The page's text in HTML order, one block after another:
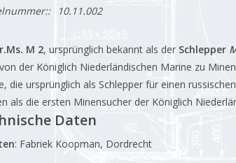
10.11.002
M 2, ursprünglich bekannt als der Schlepper
der Königlich Niederländischen Marine zu
die ursprünglich als Schlepper für einen
als die ersten Minensucher der Königlich
Daten
: Fabriek Koopman, Dordrecht